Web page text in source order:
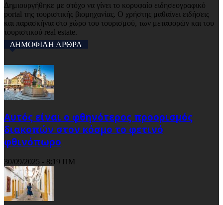
Δημιουργήθηκε με στόχο να γίνει το κορυφαίο ειδησεογραφικό
portal της τουριστικής βιομηχανίας. Ο χρήστης μαθαίνει ειδήσεις
και παρασκήνια στο χώρο του τουρισμού, των μεταφορών και του
τουριστικού real estate.
ΔΗΜΟΦΙΛΗ ΑΡΘΡΑ
Αυτός είναι ο φθηνότερος προορισμός
διακοπών στον κόσμο το φετινό
φθινόπωρο
30/09/2025 - 8:19 ΠΜ